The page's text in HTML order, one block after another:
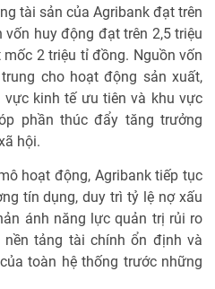
tài sản của Agribank đạt trên
huy động đạt trên 2,5 triệu
2 triệu tỉ đồng. Nguồn vốn
cho hoạt động sản xuất,
vực kinh tế ưu tiên và khu vực
phần thúc đẩy tăng trưởng
hội.
hoạt động, Agribank tiếp tục
tín dụng, duy trì tỷ lệ nợ xấu
ánh năng lực quản trị rủi ro
tảng tài chính ổn định và
toàn hệ thống trước những